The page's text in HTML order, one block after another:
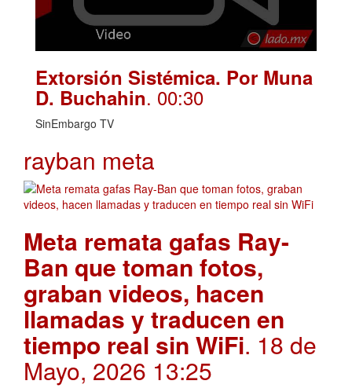
Extorsión Sistémica. Por Muna
D. Buchahin. 00:30
SinEmbargo TV
rayban meta
Meta remata gafas Ray-
Ban que toman fotos,
graban videos, hacen
llamadas y traducen en
tiempo real sin WiFi. 18 de
Mayo, 2026 13:25